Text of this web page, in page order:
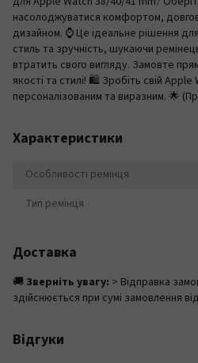
насолоджуватися комфортом,
дизайном. ⌚️ Це ідеальне рішення для
стиль та зручність, шукаючи
втратить свого вигляду. Замовте
якості та стилі! 🛍️ Зробіть свій
персоналізованим та виразним. 🌟
Характеристики
Особливості ремінця
Тип ремінця
Доставка
🚚 Зверніть увагу: > Відправка
здійснюється при сумі замовлення від
Відгуки